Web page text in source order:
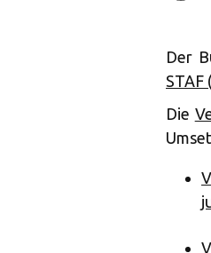
Der
STAF
Die